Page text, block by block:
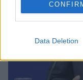
Data Deletion